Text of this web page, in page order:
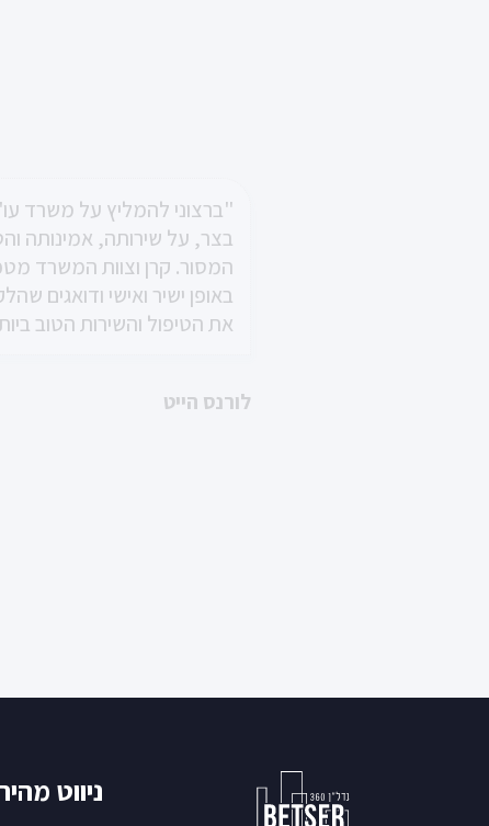
"שרותיות ברמה הגבוהה
מקצועיות באותה רמה, הרבה
טוב ונחישות לשמור על
היזם – ותמיד ברוח טובה עם
זו החוויה שלי מעורכת הדין
"ברצוני להמליץ על משרד
בצר, על שירותה, אמינותה
המסור. קרן וצוות המשרד
באופן ישיר ואישי ודואגים
את הטיפול והשירות הטוב
לורנס הייט
ניווט